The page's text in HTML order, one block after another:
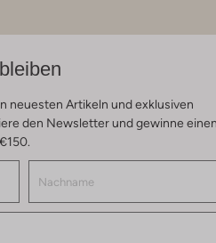
neuesten Artikeln und exklusiven
den Newsletter und gewinne einen